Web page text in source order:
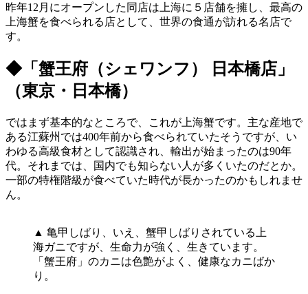
昨年12月にオープンした同店は上海に５店舗を擁し、最高の
上海蟹を食べられる店として、世界の食通が訪れる名店で
す。
◆「蟹王府（シェワンフ） 日本橋店」
（東京・日本橋）
ではまず基本的なところで、これが上海蟹です。主な産地で
ある江蘇州では400年前から食べられていたそうですが、い
わゆる高級食材として認識され、輸出が始まったのは90年
代。それまでは、国内でも知らない人が多くいたのだとか。
一部の特権階級が食べていた時代が長かったのかもしれませ
ん。
▲ 亀甲しばり、いえ、蟹甲しばりされている上
海ガニですが、生命力が強く、生きています。
「蟹王府」のカニは色艶がよく、健康なカニばか
り。